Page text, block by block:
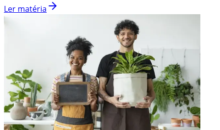
Ler matéria